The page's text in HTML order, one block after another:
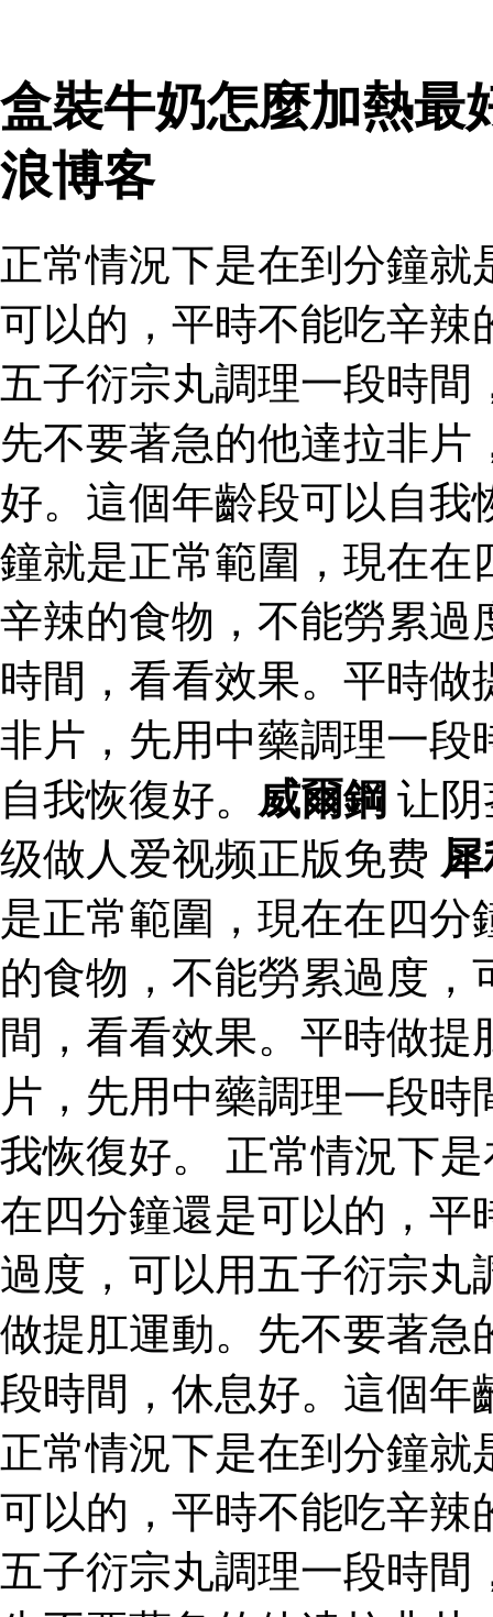
盒裝牛奶怎麼加熱最
浪博客
正常情況下是在到分鐘
可以的，平時不能吃辛辣
五子衍宗丸調理一段時
先不要著急的他達拉非
好。這個年齡段可以自我
鐘就是正常範圍，現在在
辛辣的食物，不能勞累過
時間，看看效果。平時
非片，先用中藥調理一段
自我恢復好。 威爾鋼 让
级做人爱视频正版免费
是正常範圍，現在在四
的食物，不能勞累過度
間，看看效果。平時做
片，先用中藥調理一段
我恢復好。 正常情況下
在四分鐘還是可以的，平
過度，可以用五子衍宗丸
做提肛運動。先不要著急
段時間，休息好。這個
正常情況下是在到分鐘
可以的，平時不能吃辛辣
五子衍宗丸調理一段時